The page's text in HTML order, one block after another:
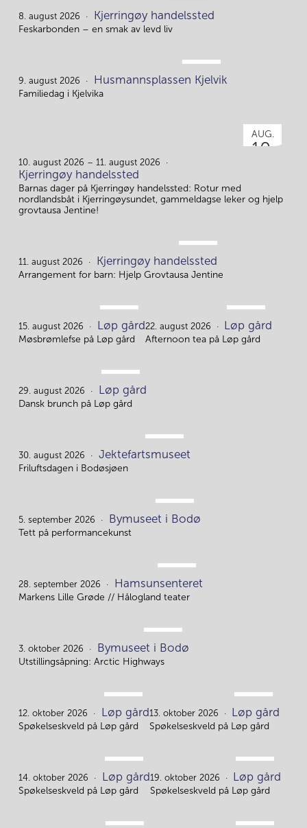
8.
8. august 2026 Kjerringøy handelssted
Feskarbonden – en smak av levd liv
9.
9. august 2026 Husmannsplassen Kjelvik
Familiedag i Kjelvika
AUG.
10.
10. august 2026 – 11. august 2026
Kjerringøy handelssted
Barnas dager på Kjerringøy handelssted: Rotur med
nordlandsbåt i Kjerringøysundet, gammeldagse leker og hjelp
grovtausa Jentine!
11.
11. august 2026 Kjerringøy handelssted
Arrangement for barn: Hjelp Grovtausa Jentine
15.
15. august 2026 Løp gård
Møsbrømlefse på Løp gård
22.
22. august 2026 Løp gård
Afternoon tea på Løp gård
29.
29. august 2026 Løp gård
Dansk brunch på Løp gård
30.
30. august 2026 Jektefartsmuseet
Friluftsdagen i Bodøsjøen
5.
5. september 2026 Bymuseet i Bodø
Tett på performancekunst
28.
28. september 2026 Hamsunsenteret
Markens Lille Grøde // Hålogland teater
3.
3. oktober 2026 Bymuseet i Bodø
Utstillingsåpning: Arctic Highways
12.
12. oktober 2026 Løp gård
Spøkelseskveld på Løp gård
13.
13. oktober 2026 Løp gård
Spøkelseskveld på Løp gård
14.
14. oktober 2026 Løp gård
Spøkelseskveld på Løp gård
19.
19. oktober 2026 Løp gård
Spøkelseskveld på Løp gård